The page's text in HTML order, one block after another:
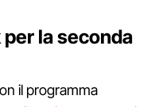
la seconda
il programma